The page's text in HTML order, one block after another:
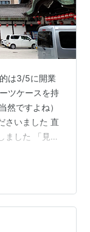
は3/5に開業
ツケースを持
然ですよね）
さいました 直
ました 「見学
、こちらの
迎えてくれま
ですが 夫くん
「弥栄」さん
「本日のオー